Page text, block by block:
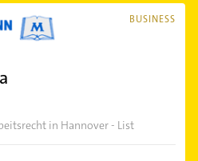
BUSINESS
in Hannover - List